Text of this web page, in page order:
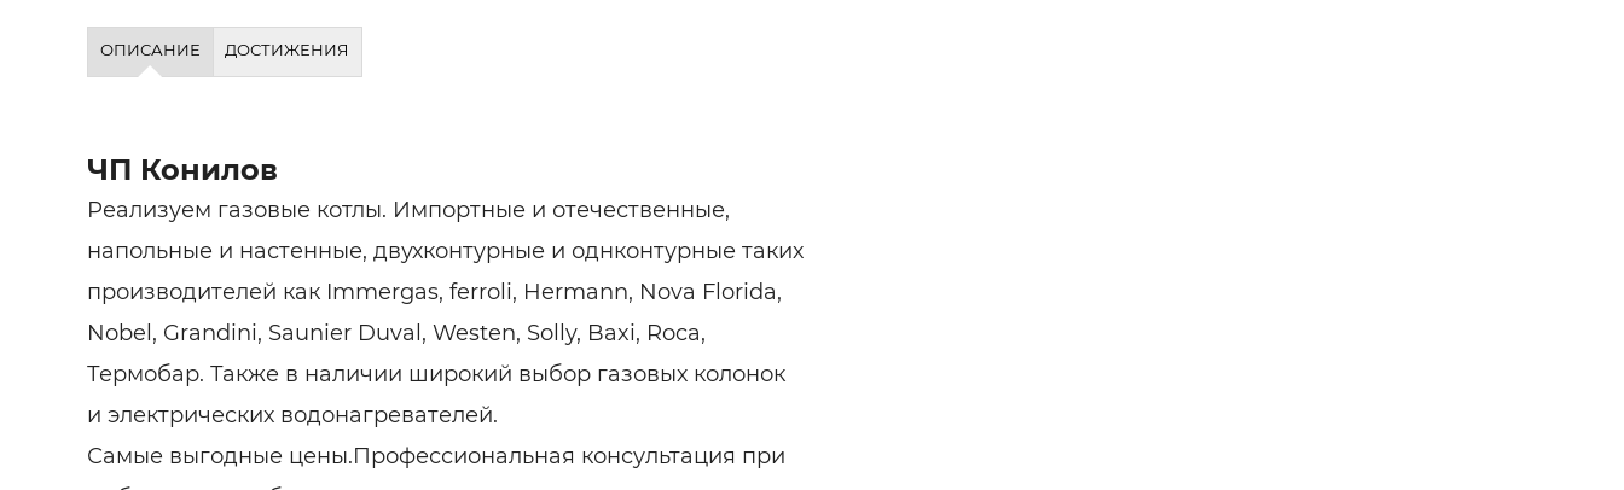
ОПИСАНИЕ ДОСТИЖЕНИЯ
ЧП Конилов
Реализуем газовые котлы. Импортные и отечественные,
напольные и настенные, двухконтурные и однконтурные таких
производителей как Immergas, ferroli, Hermann, Nova Florida,
Nobel, Grandini, Saunier Duval, Westen, Solly, Baxi, Roca,
Термобар. Также в наличии широкий выбор газовых колонок
и электрических водонагревателей.
Самые выгодные цены.Профессиональная консультация при